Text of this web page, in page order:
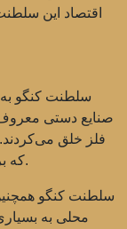
اقتصاد این
سلطنت کنگو
صنایع دستی معروف
فلز خلق
که برای تزئین خانه‌ها و اشیاء آیینی استفاده می‌شد.
سلطنت کنگو
محلی به